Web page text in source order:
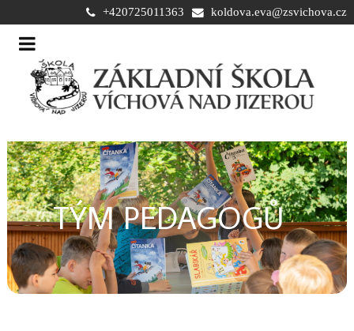
+420725011363 koldova.eva@zsvichova.cz
TÝM PEDAGOGŮ